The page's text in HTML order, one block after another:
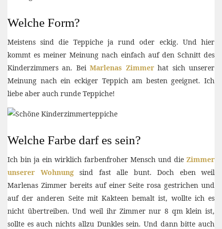
Welche Form?
Meistens sind die Teppiche ja rund oder eckig. Und hier
kommt es meiner Meinung nach einfach auf den Schnitt des
Kinderzimmers an. BeiMarlenas Zimmerhat sich unserer
Meinung nach ein eckiger Teppich am besten geeignet. Ich
liebe aber auch runde Teppiche!
Welche Farbe darf es sein?
Ich bin ja ein wirklich farbenfroher Mensch und die Zimmer
unserer Wohnungsind fast alle bunt. Doch eben weil
Marlenas Zimmer bereits auf einer Seite rosa gestrichen und
auf der anderen Seite mit Kakteen bemalt ist, wollte ich es
nicht übertreiben. Und weil ihr Zimmer nur 8 qm klein ist,
sollte es auch nichts allzu Dunkles sein. Und dann bitte auch